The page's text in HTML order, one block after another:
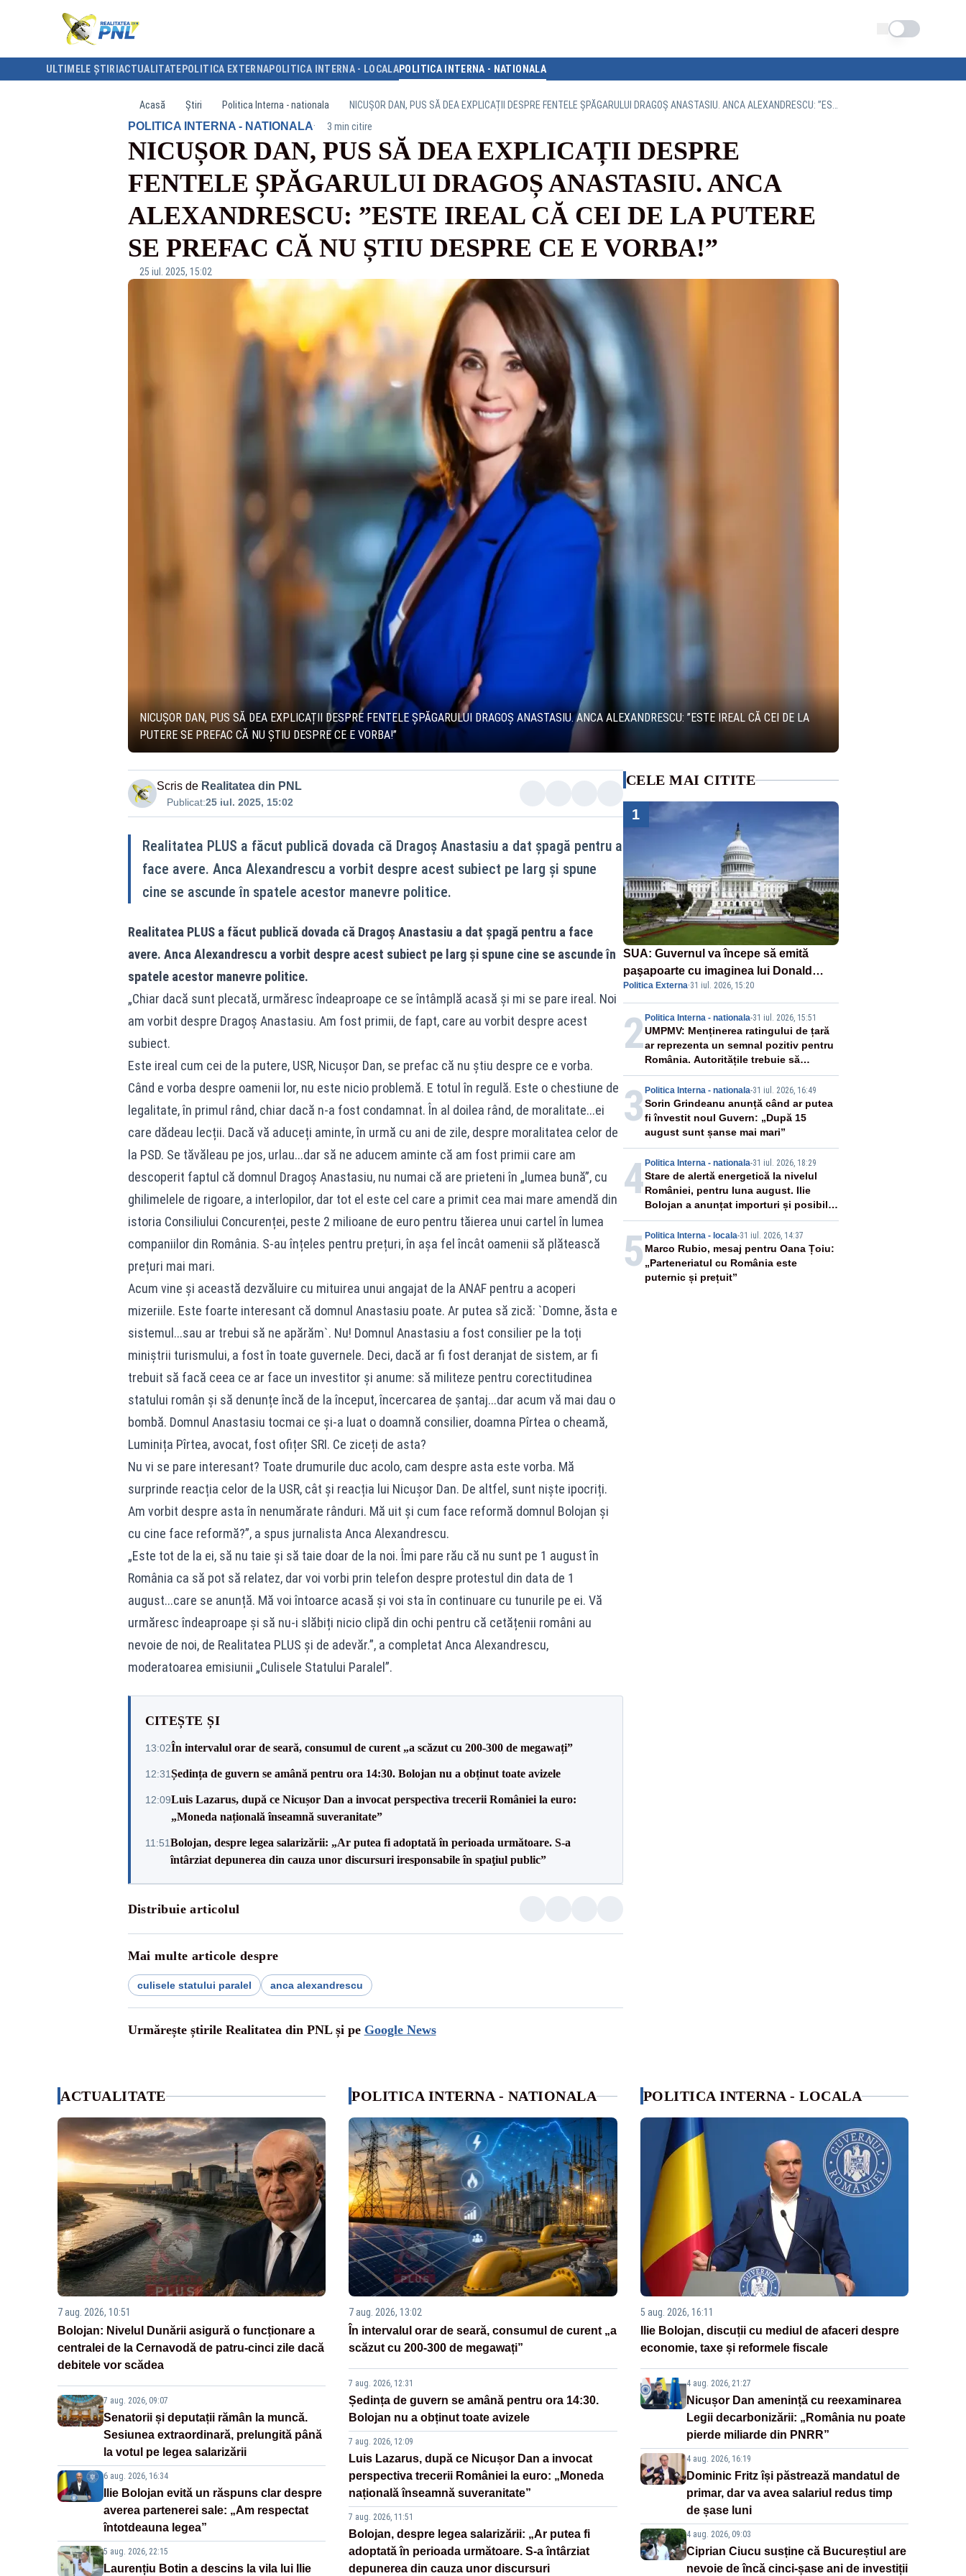
Schimba tema
ULTIMELE ȘTIRI ACTUALITATE POLITICA EXTERNAPOLITICA INTERNA - LOCALAPOLITICA INTERNA - NATIONALA
Acasă Știri Politica Interna - nationala
POLITICA INTERNA - NATIONALA· 3 min citire
NICUȘOR DAN, PUS SĂ DEA EXPLICAȚII DESPRE
FENTELE ȘPĂGARULUI DRAGOȘ ANASTASIU. ANCA
ALEXANDRESCU: ”ESTE IREAL CĂ CEI DE LA PUTERE
SE PREFAC CĂ NU ȘTIU DESPRE CE E VORBA!”
25 iul. 2025, 15:02
NICUȘOR DAN, PUS SĂ DEA EXPLICAȚII DESPRE FENTELE ȘPĂGARULUI DRAGOȘ ANASTASIU. ANCA ALEXANDRESCU: ”ESTE IREAL CĂ CEI DE LA
PUTERE SE PREFAC CĂ NU ȘTIU DESPRE CE E VORBA!”
Scris de Realitatea din PNL
Publicat:25 iul. 2025, 15:02
Realitatea PLUS a făcut publică dovada că Dragoș Anastasiu a dat șpagă pentru a
face avere. Anca Alexandrescu a vorbit despre acest subiect pe larg și spune
cine se ascunde în spatele acestor manevre politice.
Realitatea PLUS a făcut publică dovada că Dragoș Anastasiu a dat șpagă pentru a face
avere. Anca Alexandrescu a vorbit despre acest subiect pe larg și spune cine se ascunde în
spatele acestor manevre politice.
„Chiar dacă sunt plecată, urmăresc îndeaproape ce se întâmplă acasă și mi se pare ireal. Noi
am vorbit despre Dragoș Anastasiu. Am fost primii, de fapt, care au vorbit despre acest
subiect.
Este ireal cum cei de la putere, USR, Nicușor Dan, se prefac că nu știu despre ce e vorba.
Când e vorba despre oamenii lor, nu este nicio problemă. E totul în regulă. Este o chestiune de
legalitate, în primul rând, chiar dacă n-a fost condamnat. În al doilea rând, de moralitate...ei
care dădeau lecții. Dacă vă aduceți aminte, în urmă cu ani de zile, despre moralitatea celor de
la PSD. Se tăvăleau pe jos, urlau...dar să ne aducem aminte că am fost primii care am
descoperit faptul că domnul Dragoș Anastasiu, nu numai că are prieteni în „lumea bună”, cu
ghilimelele de rigoare, a interlopilor, dar tot el este cel care a primit cea mai mare amendă din
istoria Consiliului Concurenței, peste 2 milioane de euro pentru tăierea unui cartel în lumea
companiilor din România. S-au înțeles pentru prețuri, în așa fel încât oamenii să plătească
prețuri mai mari.
Acum vine și această dezvăluire cu mituirea unui angajat de la ANAF pentru a acoperi
mizeriile. Este foarte interesant că domnul Anastasiu poate. Ar putea să zică: `Domne, ăsta e
sistemul...sau ar trebui să ne apărăm`. Nu! Domnul Anastasiu a fost consilier pe la toți
miniștrii turismului, a fost în toate guvernele. Deci, dacă ar fi fost deranjat de sistem, ar fi
trebuit să facă ceea ce ar face un investitor și anume: să militeze pentru corectitudinea
statului român și să denunțe încă de la început, încercarea de șantaj...dar acum vă mai dau o
bombă. Domnul Anastasiu tocmai ce și-a luat o doamnă consilier, doamna Pîrtea o cheamă,
Luminița Pîrtea, avocat, fost ofițer SRI. Ce ziceți de asta?
Nu vi se pare interesant? Toate drumurile duc acolo, cam despre asta este vorba. Mă
surprinde reacția celor de la USR, cât și reacția lui Nicușor Dan. De altfel, sunt niște ipocriți.
Am vorbit despre asta în nenumărate rânduri. Mă uit și cum face reformă domnul Bolojan și
cu cine face reformă?”, a spus jurnalista Anca Alexandrescu.
„Este tot de la ei, să nu taie și să taie doar de la noi. Îmi pare rău că nu sunt pe 1 august în
România ca să pot să relatez, dar voi vorbi prin telefon despre protestul din data de 1
august...care se anunță. Mă voi întoarce acasă și voi sta în continuare cu tunurile pe ei. Vă
urmăresc îndeaproape și să nu-i slăbiți nicio clipă din ochi pentru că cetățenii români au
nevoie de noi, de Realitatea PLUS și de adevăr.”, a completat Anca Alexandrescu,
moderatoarea emisiunii „Culisele Statului Paralel”.
CITEȘTE ȘI
13:02În intervalul orar de seară, consumul de curent „a scăzut cu 200-300 de megawați”
12:31Ședința de guvern se amână pentru ora 14:30. Bolojan nu a obținut toate avizele
12:09Luis Lazarus, după ce Nicușor Dan a invocat perspectiva trecerii României la euro:
„Moneda națională înseamnă suveranitate”
11:51Bolojan, despre legea salarizării: „Ar putea fi adoptată în perioada următoare. S-a
întârziat depunerea din cauza unor discursuri iresponsabile în spaţiul public”
Distribuie articolul
Mai multe articole despre
culisele statului paralel anca alexandrescu
Urmărește știrile Realitatea din PNL și pe Google News
CELE MAI CITITE
1
SUA: Guvernul va începe să emită
paşapoarte cu imaginea lui Donald
Trump începând cu 8 august
Politica Externa·31 iul. 2026, 15:20
2 Politica Interna - nationala-31 iul. 2026, 15:51
UMPMV: Menținerea ratingului de țară
ar reprezenta un semnal pozitiv pentru
România. Autoritățile trebuie să
continue consolidarea stabilității
economice și financiare
3 Politica Interna - nationala-31 iul. 2026, 16:49
Sorin Grindeanu anunță când ar putea
fi învestit noul Guvern: „După 15
august sunt șanse mai mari”
4 Politica Interna - nationala-31 iul. 2026, 18:29
Stare de alertă energetică la nivelul
României, pentru luna august. Ilie
Bolojan a anunțat importuri și posibile
restricții – VIDEO
5 Politica Interna - locala-31 iul. 2026, 14:37
Marco Rubio, mesaj pentru Oana Țoiu:
„Parteneriatul cu România este
puternic și prețuit”
ACTUALITATE
7 aug. 2026, 10:51
Bolojan: Nivelul Dunării asigură o funcționare a
centralei de la Cernavodă de patru-cinci zile dacă
debitele vor scădea
7 aug. 2026, 09:07
Senatorii și deputații rămân la muncă.
Sesiunea extraordinară, prelungită până
la votul pe legea salarizării
6 aug. 2026, 16:34
Ilie Bolojan evită un răspuns clar despre
averea partenerei sale: „Am respectat
întotdeauna legea”
5 aug. 2026, 22:15
Laurențiu Botin a descins la vila lui Ilie
POLITICA INTERNA - NATIONALA
7 aug. 2026, 13:02
În intervalul orar de seară, consumul de curent „a
scăzut cu 200-300 de megawați”
7 aug. 2026, 12:31
Ședința de guvern se amână pentru ora 14:30.
Bolojan nu a obținut toate avizele
7 aug. 2026, 12:09
Luis Lazarus, după ce Nicușor Dan a invocat
perspectiva trecerii României la euro: „Moneda
națională înseamnă suveranitate”
7 aug. 2026, 11:51
Bolojan, despre legea salarizării: „Ar putea fi
adoptată în perioada următoare. S-a întârziat
depunerea din cauza unor discursuri
POLITICA INTERNA - LOCALA
5 aug. 2026, 16:11
Ilie Bolojan, discuții cu mediul de afaceri despre
economie, taxe și reformele fiscale
4 aug. 2026, 21:27
Nicușor Dan amenință cu reexaminarea
Legii decarbonizării: „România nu poate
pierde miliarde din PNRR”
4 aug. 2026, 16:19
Dominic Fritz își păstrează mandatul de
primar, dar va avea salariul redus timp
de șase luni
4 aug. 2026, 09:03
Ciprian Ciucu susține că Bucureștiul are
nevoie de încă cinci-șase ani de investiții